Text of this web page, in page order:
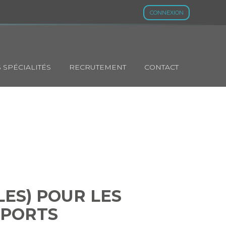
CONNEXION
SPÉCIALITÉS RECRUTEMENT CONTACT
POUR LES